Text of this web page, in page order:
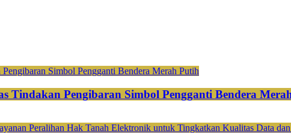
Tindakan Pengibaran Simbol Pengganti Bendera